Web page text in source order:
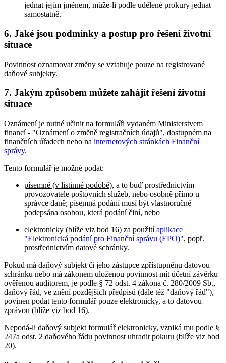
jednat jejím jménem, může-li podle udělené prokury jednat
samostatně.
6. Jaké jsou podmínky a postup pro řešení životní
situace
Povinnost oznamovat změny se vztahuje pouze na registrované
daňové subjekty.
7. Jakým způsobem můžete zahájit řešení životní
situace
Oznámení je nutné učinit na formuláři vydaném Ministerstvem
financí - "Oznámení o změně registračních údajů", dostupném na
finančních úřadech nebo na internetových stránkách Finanční
správy.
Tento formulář je možné podat:
písemně (v listinné podobě), a to buď prostřednictvím
provozovatele poštovních služeb, nebo osobně přímo u
správce daně; písemná podání musí být vlastnoručně
podepsána osobou, která podání činí, nebo
elektronicky (blíže viz bod 16) za použitíaplikace
"Elektronická podání pro Finanční správu (EPO)", popř.
prostřednictvím datové schránky.
Pokud má daňový subjekt či jeho zástupce zpřístupněnu datovou
schránku nebo má zákonem uloženou povinnost mít účetní závěrku
ověřenou auditorem, je podle § 72 odst. 4 zákona č. 280/2009 Sb.,
daňový řád, ve znění pozdějších předpisů (dále též "daňový řád"),
povinen podat tento formulář pouze elektronicky, a to datovou
zprávou (blíže viz bod 16).
Nepodá-li daňový subjekt formulář elektronicky, vzniká mu podle §
247a odst. 2 daňového řádu povinnost uhradit pokutu (blíže viz bod
20).